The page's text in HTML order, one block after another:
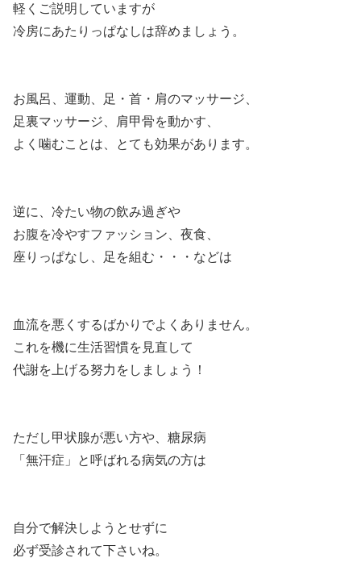
軽くご説明していますが
冷房にあたりっぱなしは辞めましょう。
お風呂、運動、足・首・肩のマッサージ、
足裏マッサージ、肩甲骨を動かす、
よく噛むことは、とても効果があります。
逆に、冷たい物の飲み過ぎや
お腹を冷やすファッション、夜食、
座りっぱなし、足を組む・・・などは
血流を悪くするばかりでよくありません。
これを機に生活習慣を見直して
代謝を上げる努力をしましょう！
ただし甲状腺が悪い方や、糖尿病
「無汗症」と呼ばれる病気の方は
自分で解決しようとせずに
必ず受診されて下さいね。